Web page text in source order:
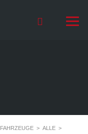
FAHRZEUGE > ALLE >